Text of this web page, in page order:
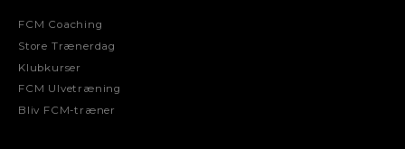
FCM Coaching
Store Trænerdag
Klubkurser
FCM Ulvetræning
Bliv FCM-træner